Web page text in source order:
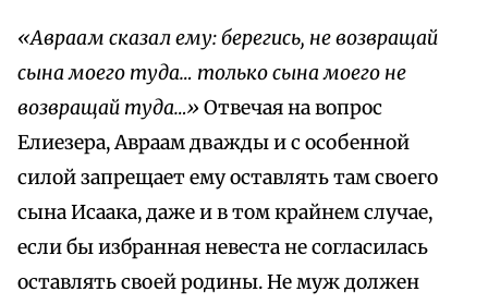
«Авраам сказал ему: берегись, не возвращай
сына моего туда… только сына моего не
возвращай туда…» Отвечая на вопрос
Елиезера, Авраам дважды и с особенной
силой запрещает ему оставлять там своего
сына Исаака, даже и в том крайнем случае,
если бы избранная невеста не согласилась
оставлять своей родины. Не муж должен